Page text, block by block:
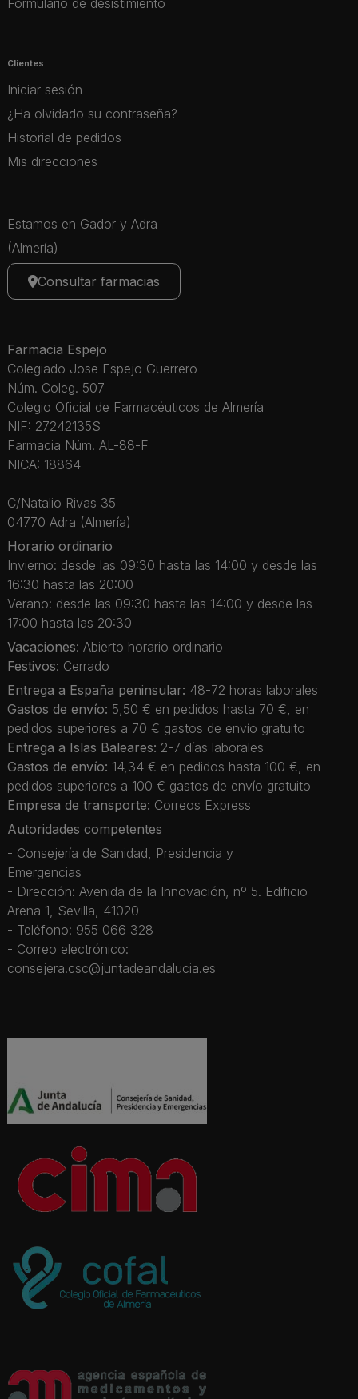
Clientes
Iniciar sesión
¿Ha olvidado su contraseña?
Historial de pedidos
Mis direcciones
Estamos en Gador y Adra
(Almería)
Consultar farmacias
Farmacia Espejo
Colegiado Jose Espejo Guerrero
Núm. Coleg. 507
Colegio Oficial de Farmacéuticos de Almería
NIF: 27242135S
Farmacia Núm. AL-88-F
NICA: 18864
C/Natalio Rivas 35
04770 Adra (Almería)
Horario ordinario
Invierno: desde las 09:30 hasta las 14:00 y desde las
16:30 hasta las 20:00
Verano: desde las 09:30 hasta las 14:00 y desde las
17:00 hasta las 20:30
Vacaciones: Abierto horario ordinario
Festivos: Cerrado
Entrega a España peninsular: 48-72 horas laborales
Gastos de envío: 5,50 € en pedidos hasta 70 €, en
pedidos superiores a 70 € gastos de envío gratuito
Entrega a Islas Baleares: 2-7 días laborales
Gastos de envío: 14,34 € en pedidos hasta 100 €, en
pedidos superiores a 100 € gastos de envío gratuito
Empresa de transporte: Correos Express
Autoridades competentes
- Consejería de Sanidad, Presidencia y
Emergencias
- Dirección: Avenida de la Innovación, nº 5. Edificio
Arena 1, Sevilla, 41020
- Teléfono: 955 066 328
- Correo electrónico:
consejera.csc@juntadeandalucia.es